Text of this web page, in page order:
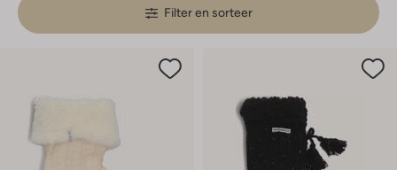
Filter en sorteer